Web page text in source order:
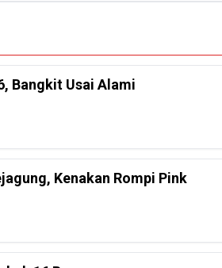
Bangkit Usai Alami
Kenakan Rompi Pink